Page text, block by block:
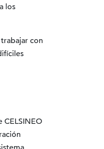
los
con